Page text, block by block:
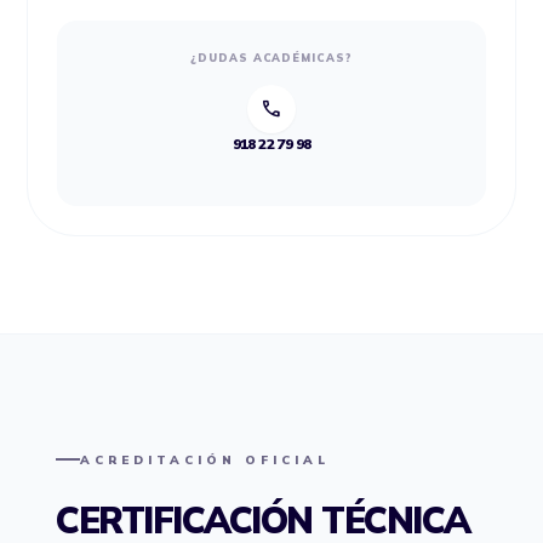
¿DUDAS ACADÉMICAS?
call
918 22 79 98
ACREDITACIÓN OFICIAL
CERTIFICACIÓN TÉCNICA